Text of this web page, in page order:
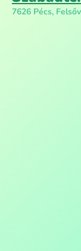
7626 Pécs,